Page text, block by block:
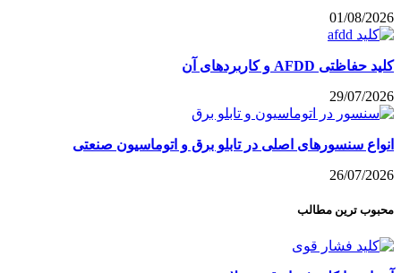
01/08/2026
کلید حفاظتی AFDD و کاربردهای آن
29/07/2026
انواع سنسورهای اصلی در تابلو برق و اتوماسیون صنعتی
26/07/2026
محبوب ترین مطالب